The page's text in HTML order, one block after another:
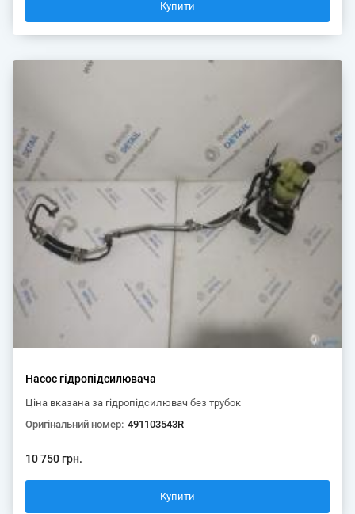
Насос гідропідсилювача
Ціна вказана за гідропідсилювач без трубок
Оригінальний номер: 491103543R
10 750 грн.